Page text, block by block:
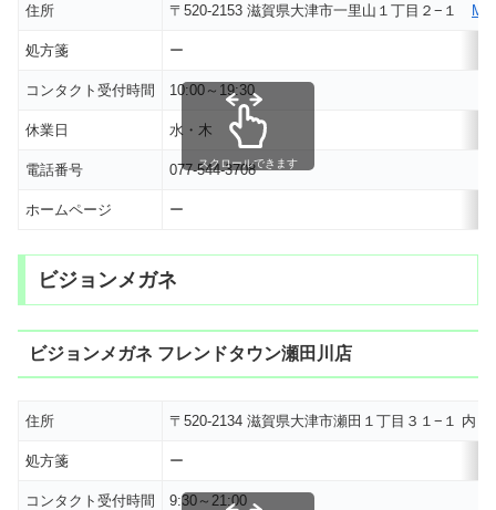
住所 〒520-2153 滋賀県大津市一里山１丁目２−１
処方箋 ー
コンタクト受付時間 10:00～19:30
休業日 水・木
電話番号 077-544-3708
ホームページ ー
スクロールできます
ビジョンメガネ
ビジョンメガネ フレンドタウン瀬田川店
住所 〒520-2134 滋賀県大津市瀬田１丁目３１−１ 内
処方箋 ー
コンタクト受付時間 9:30～21:00